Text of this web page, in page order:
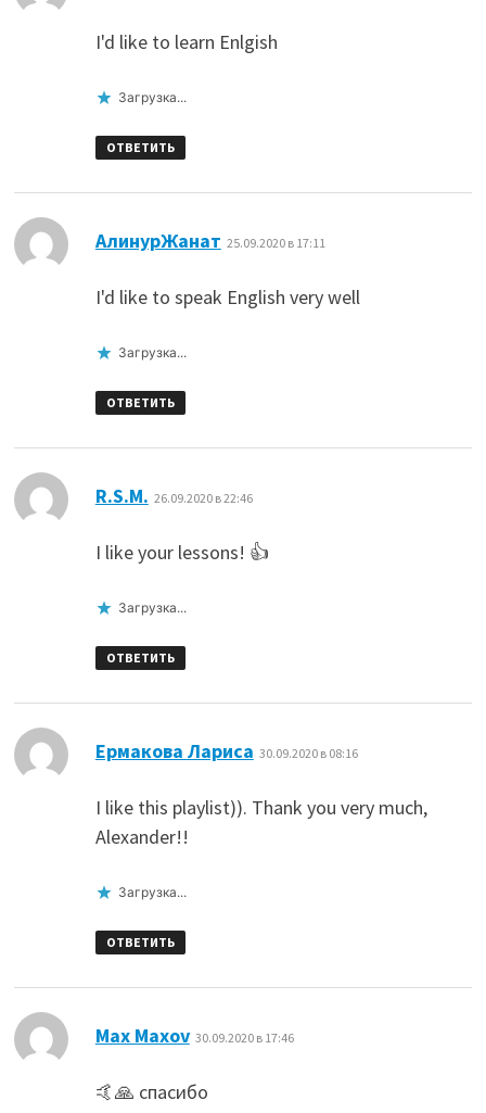
I'd like to learn Enlgish
Загрузка...
ОТВЕТИТЬ
АлинурЖанат 25.09.2020 в 17:11
I'd like to speak English very well
Загрузка...
ОТВЕТИТЬ
R.S.M. 26.09.2020 в 22:46
I like your lessons! 👍
Загрузка...
ОТВЕТИТЬ
Ермакова Лариса 30.09.2020 в 08:16
I like this playlist)). Thank you very much,
Alexander!!
Загрузка...
ОТВЕТИТЬ
Max Maxov: 30.09.2020 в 17:46
🤙🙏 спасибо